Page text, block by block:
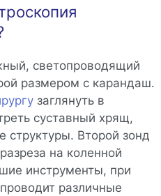
светопроводящий
размером с карандаш.
заглянуть в
суставный хрящ,
структуры. Второй зонд
на коленной
инструменты, при
различные